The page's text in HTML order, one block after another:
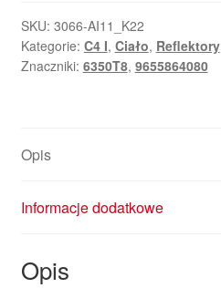
Citroën
C4
5-
SKU: 3066-AI11_K22
Kategorie: C4 I, Ciało, Reflektory
Znaczniki: 6350T8, 9655864080
Opis
Informacje dodatkowe
Opis